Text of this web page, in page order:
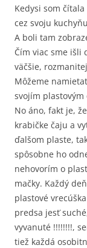
Kedysi som
cez svoju
A boli tam
Čím viac sme išli
väčšie,
Môžeme
svojím
No áno, fakt je,
krabičke čaju a
ďalšom plaste,
spôsobne ho
nehovorím o
mačky. Každý
plastové
predsa jesť
vyvanuté !!!!!!!!,
tiež každá